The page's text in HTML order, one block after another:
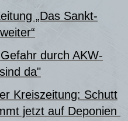
„Das Sankt-
durch AKW-
da"
Kreiszeitung: Schutt
jetzt auf Deponien